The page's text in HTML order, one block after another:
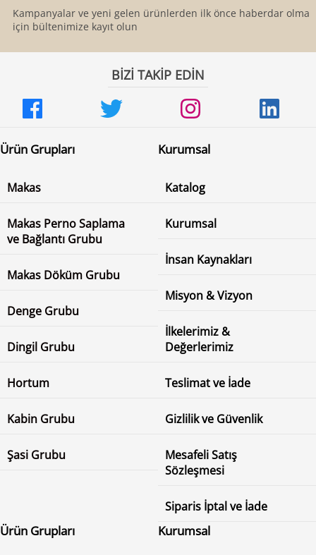
Kampanyalar ve yeni gelen ürünlerden ilk önce haberdar olmak
için bültenimize kayıt olun
BİZİ TAKİP EDİN
Ürün Grupları
Makas
Makas Perno Saplama
ve Bağlantı Grubu
Makas Döküm Grubu
Denge Grubu
Dingil Grubu
Hortum
Kabin Grubu
Şasi Grubu
Kurumsal
Katalog
Kurumsal
İnsan Kaynakları
Misyon & Vizyon
İlkelerimiz &
Değerlerimiz
Teslimat ve İade
Gizlilik ve Güvenlik
Mesafeli Satış
Sözleşmesi
Siparis İptal ve İade
Ürün Grupları Kurumsal